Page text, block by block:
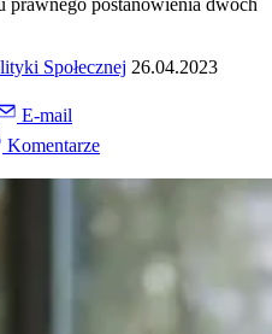
prawnego postanowienia dwóch
Społecznej 26.04.2023
E-mail
Komentarze